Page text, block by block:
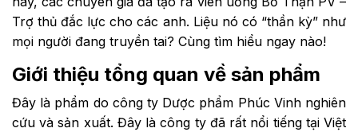
Trợ thủ đắc lực cho các anh. Liệu nó có “thần kỳ” như
mọi người đang truyền tai? Cùng tìm hiểu ngay nào!
Giới thiệu tổng quan về sản phẩm
Đây là phẩm do công ty Dược phẩm Phúc Vinh nghiên
cứu và sản xuất. Đây là công ty đã rất nổi tiếng tại Việt